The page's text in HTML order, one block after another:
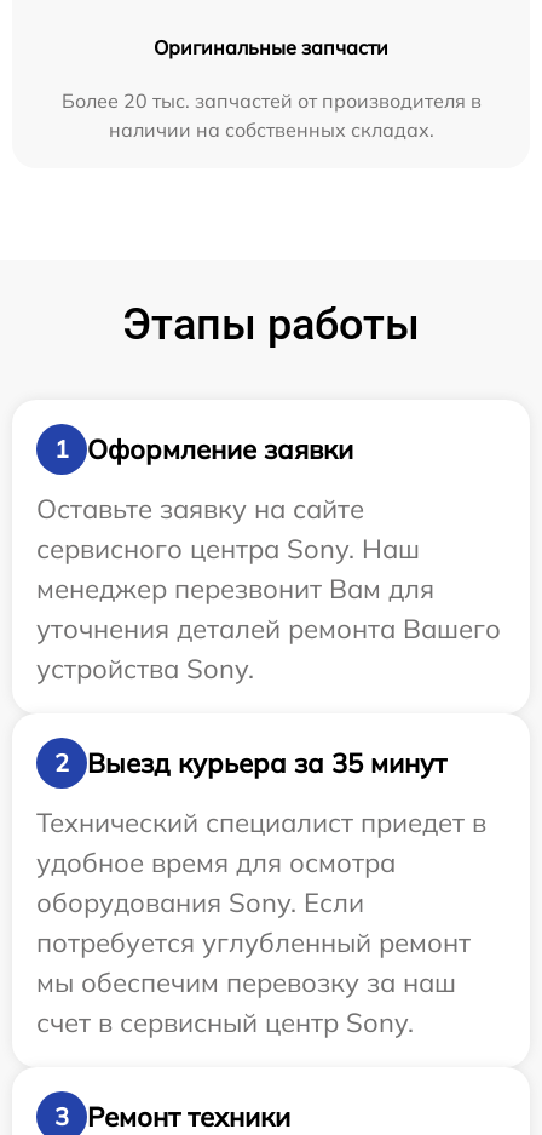
Оригинальные запчасти
Более 20 тыс. запчастей от производителя в
наличии на собственных складах.
Этапы работы
1
Оформление заявки
Оставьте заявку на сайте
сервисного центра Sony. Наш
менеджер перезвонит Вам для
уточнения деталей ремонта Вашего
устройства Sony.
2
Выезд курьера за 35 минут
Технический специалист приедет в
удобное время для осмотра
оборудования Sony. Если
потребуется углубленный ремонт
мы обеспечим перевозку за наш
счет в сервисный центр Sony.
3
Ремонт техники